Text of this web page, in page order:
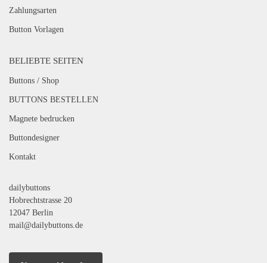
Zahlungsarten
Button Vorlagen
BELIEBTE SEITEN
Buttons / Shop
BUTTONS BESTELLEN
Magnete bedrucken
Buttondesigner
Kontakt
dailybuttons
Hobrechtstrasse 20
12047 Berlin
mail@dailybuttons.de